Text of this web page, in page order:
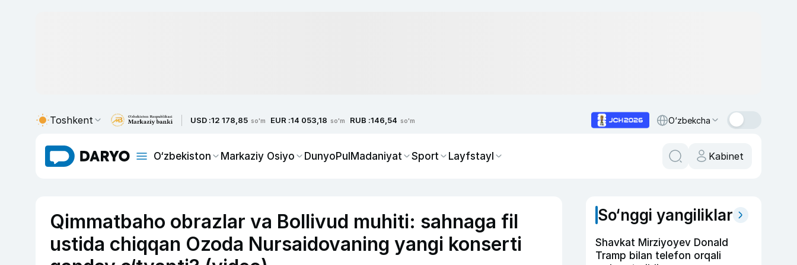
Toshkent USD :12 178,85 so'm EUR :14 053,18 so'm RUB :146,54 so'm O‘zbekcha
O‘zbekiston Markaziy Osiyo DunyoPulMadaniyat Sport Layfstayl Kabinet
Qimmatbaho obrazlar va Bollivud muhiti: sahnaga fil
ustida chiqqan Ozoda Nursaidovaning yangi konserti
So‘nggi yangiliklar
Shavkat Mirziyoyev Donald
Tramp bilan telefon orqali